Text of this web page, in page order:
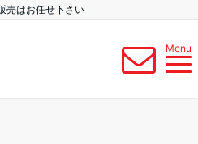
売はお任せ下さい
Menu